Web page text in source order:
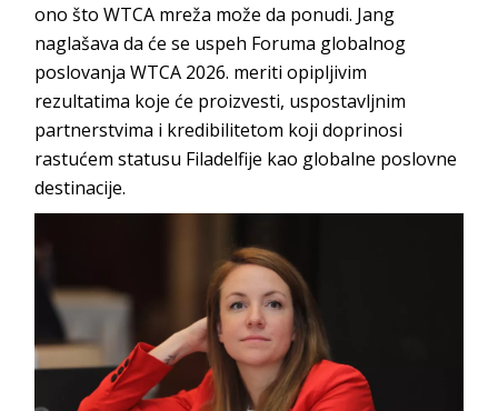
ono što WTCA mreža može da ponudi. Jang
naglašava da će se uspeh Foruma globalnog
poslovanja WTCA 2026. meriti opipljivim
rezultatima koje će proizvesti, uspostavljnim
partnerstvima i kredibilitetom koji doprinosi
rastućem statusu Filadelfije kao globalne poslovne
destinacije.